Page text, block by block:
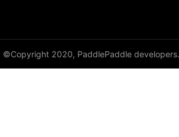
©Copyright 2020, PaddlePaddle developers.